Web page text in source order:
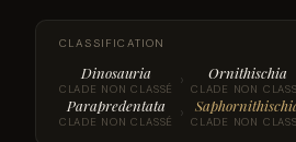
CLASSIFICATION
Dinosauria
CLADE NON CLASSÉ › Ornithischia
CLADE NON
Parapredentata
CLADE NON CLASSÉ › CLADE NON